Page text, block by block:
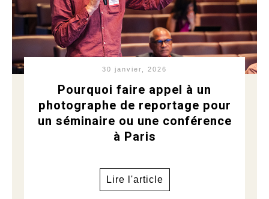
30 janvier, 2026
Pourquoi faire appel à un
photographe de reportage pour
un séminaire ou une conférence
à Paris
Lire l'article